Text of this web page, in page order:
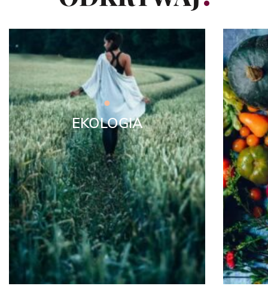
EKOLOGIA